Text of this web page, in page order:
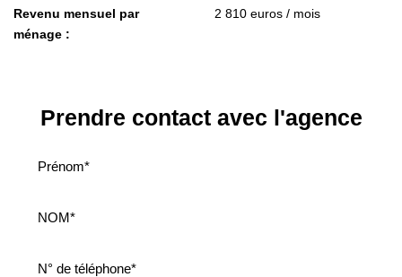
Revenu mensuel par
ménage :
2 810 euros / mois
Prendre contact avec l'agence